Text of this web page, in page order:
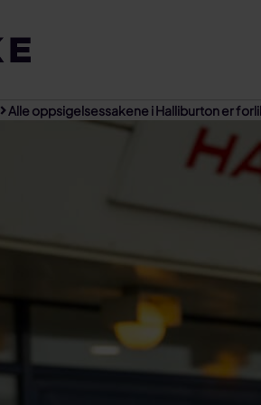
Alle oppsigelsessakene i Halliburton er